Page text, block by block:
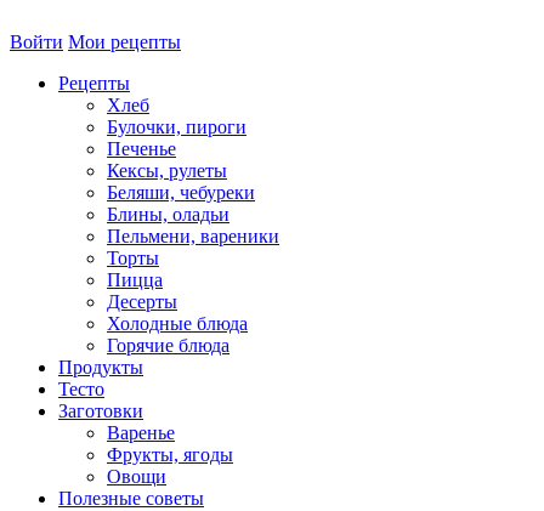
Войти Мои рецепты
Рецепты
Хлеб
Булочки, пироги
Печенье
Кексы, рулеты
Беляши, чебуреки
Блины, оладьи
Пельмени, вареники
Торты
Пицца
Десерты
Холодные блюда
Горячие блюда
Продукты
Тесто
Заготовки
Варенье
Фрукты, ягоды
Овощи
Полезные советы